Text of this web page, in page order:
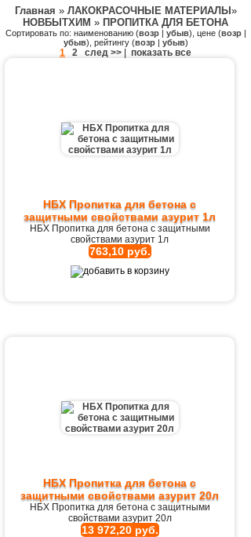
Главная » ЛАКОКРАСОЧНЫЕ МАТЕРИАЛЫ »
НОВБЫТХИМ » ПРОПИТКА ДЛЯ БЕТОНА
Сортировать по: наименованию (возр| убыв), цене (возр|
убыв), рейтингу (возр| убыв)
1 2 след >> показать все
НБХ Пропитка для бетона с
защитными свойствами азурит 1л
НБХ Пропитка для бетона с защитными
свойствами азурит 1л
763,10 руб.
НБХ Пропитка для бетона с
защитными свойствами азурит 20л
НБХ Пропитка для бетона с защитными
свойствами азурит 20л
13 972,20 руб.